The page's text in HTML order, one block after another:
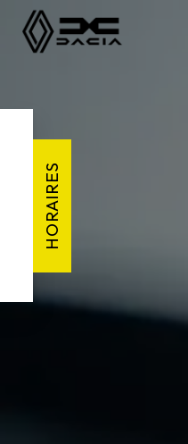
HORAIRES
Panneau de gestion des cookies